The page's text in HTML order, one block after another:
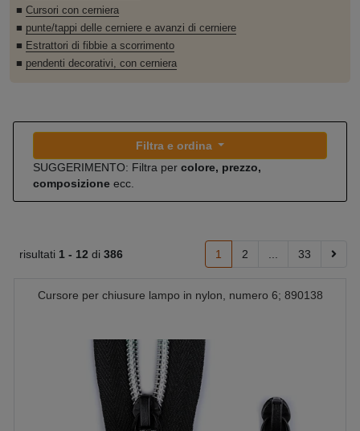
■ Cursori con cerniera
■ punte/tappi delle cerniere e avanzi di cerniere
■ Estrattori di fibbie a scorrimento
■ pendenti decorativi, con cerniera
Filtra e ordina
SUGGERIMENTO: Filtra per colore, prezzo,
composizione ecc.
risultati 1 - 12 di 386 1 2 33
Cursore per chiusure lampo in nylon, numero 6; 890138